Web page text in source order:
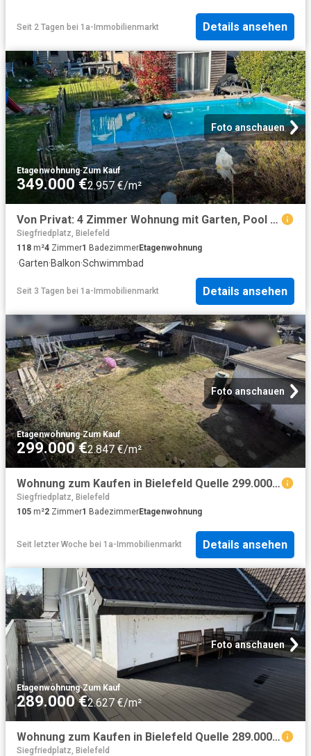
Seit 2 Tagen bei 1a-Immobilienmarkt Details ansehen
Foto anschauen
Etagenwohnung·Zum Kauf
349.000 €2.957 €/m²
Von Privat: 4 Zimmer Wohnung mit Garten, Pool & 2 Balkonen
Siegfriedplatz, Bielefeld
118 m²4 Zimmer1 BadezimmerEtagenwohnung
·Garten·Balkon·Schwimmbad
Seit 3 Tagen bei 1a-Immobilienmarkt Details ansehen
Foto anschauen
Etagenwohnung·Zum Kauf
299.000 €2.847 €/m²
Wohnung zum Kaufen in Bielefeld Quelle 299.000,00 EUR 105.97 m²
Siegfriedplatz, Bielefeld
105 m²2 Zimmer1 BadezimmerEtagenwohnung
Seit letzter Woche bei 1a-Immobilienmarkt Details ansehen
Foto anschauen
Etagenwohnung·Zum Kauf
289.000 €2.627 €/m²
Wohnung zum Kaufen in Bielefeld Quelle 289.000,00 EUR 110.75 m²
Siegfriedplatz, Bielefeld